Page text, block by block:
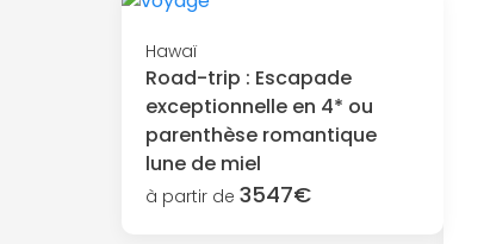
Hawaï
Road-trip : Escapade
exceptionnelle en 4* ou
parenthèse romantique
lune de miel
à partir de 3547€